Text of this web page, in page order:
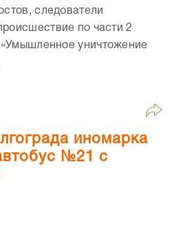
следователи
по части 2
уничтожение
иномарка
№21 с